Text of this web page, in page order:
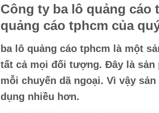
Công ty ba lô quảng cáo
quảng cáo tphcm của
ba lô quảng cáo tphcm là một
tất cả mọi đối tượng. Đây là
mỗi chuyến dã ngoại. Vì vậy sản
dụng nhiều hơn.